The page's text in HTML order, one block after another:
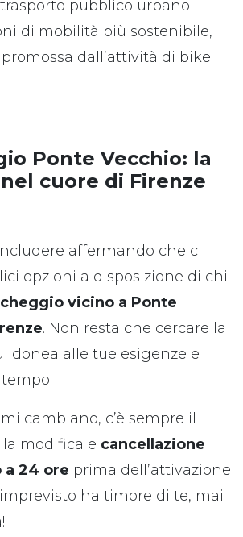
pubblico urbano
di mobilità più sostenibile,
dall’attività di bike
Ponte Vecchio: la
cuore di Firenze
affermando che ci
opzioni a disposizione di chi
vicino a Ponte
. Non resta che cercare la
idonea alle tue esigenze e
cambiano, c’è sempre il
la modifica e cancellazione
a 24 ore prima dell’attivazione
ha timore di te, mai